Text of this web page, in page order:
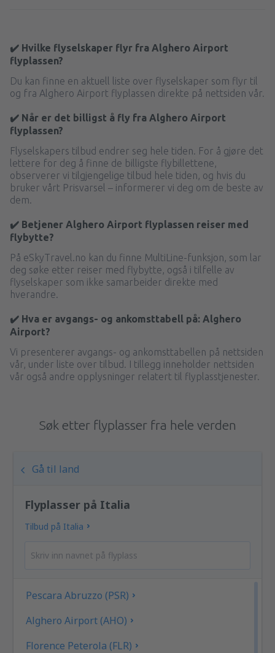
✔️ Hvilke flyselskaper flyr fra Alghero Airport
flyplassen?
Du kan finne en aktuell liste over flyselskaper som flyr til
og fra Alghero Airport flyplassen direkte på nettsiden vår.
✔️ Når er det billigst å fly fra Alghero Airport
flyplassen?
Flyselskapers tilbud endrer seg hele tiden. For å gjøre det
lettere for deg å finne de billigste flybillettene,
observerer vi tilgjengelige tilbud hele tiden, og hvis du
bruker vårt Prisvarsel – informerer vi deg om de beste av
dem.
✔️ Betjener Alghero Airport flyplassen reiser med
flybytte?
På eSkyTravel.no kan du finne MultiLine-funksjon, som lar
deg søke etter reiser med flybytte, også i tilfelle av
flyselskaper som ikke samarbeider direkte med
hverandre.
✔️ Hva er avgangs- og ankomsttabell på: Alghero
Airport?
Vi presenterer avgangs- og ankomsttabellen på nettsiden
vår, under liste over tilbud. I tillegg inneholder nettsiden
vår også andre opplysninger relatert til flyplasstjenester.
Søk etter flyplasser fra hele verden
Gå til land
Flyplasser på Italia
Tilbud på Italia
Pescara Abruzzo (PSR)
Alghero Airport (AHO)
Florence Peterola (FLR)